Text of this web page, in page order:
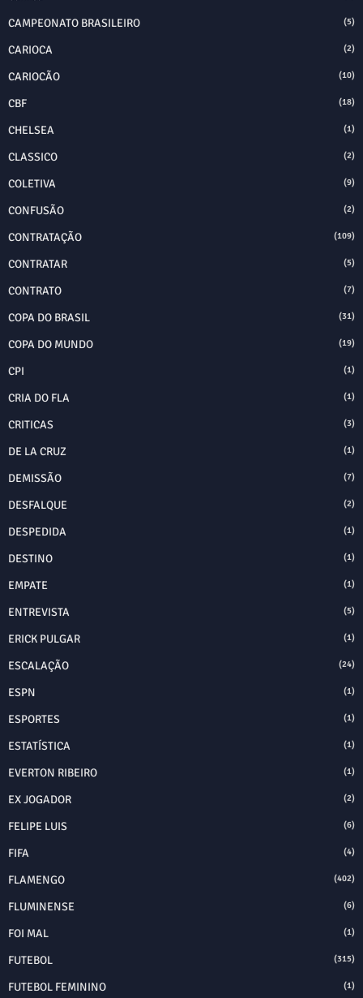
CAMPEONATO BRASILEIRO (5)
CARIOCA (2)
CARIOCÃO (10)
CBF (18)
CHELSEA (1)
CLASSICO (2)
COLETIVA (9)
CONFUSÃO (2)
CONTRATAÇÃO (109)
CONTRATAR (5)
CONTRATO (7)
COPA DO BRASIL (31)
COPA DO MUNDO (19)
CPI (1)
CRIA DO FLA (1)
CRITICAS (3)
DE LA CRUZ (1)
DEMISSÃO (7)
DESFALQUE (2)
DESPEDIDA (1)
DESTINO (1)
EMPATE (1)
ENTREVISTA (5)
ERICK PULGAR (1)
ESCALAÇÃO (24)
ESPN (1)
ESPORTES (1)
ESTATÍSTICA (1)
EVERTON RIBEIRO (1)
EX JOGADOR (2)
FELIPE LUIS (6)
FIFA (4)
FLAMENGO (402)
FLUMINENSE (6)
FOI MAL (1)
FUTEBOL (315)
FUTEBOL FEMININO (1)